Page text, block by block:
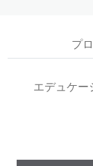
プ
エデュケー